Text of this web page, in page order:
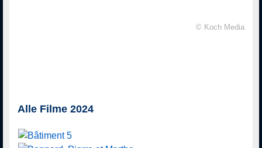
© Koch Media
Alle Filme 2024